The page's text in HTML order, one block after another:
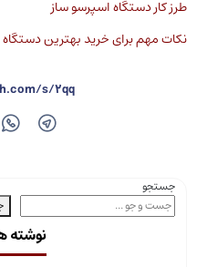
طرز کار دستگاه اسپرسو ساز
نکات مهم برای خرید بهترین
s/2qq
جستجو
نوشته